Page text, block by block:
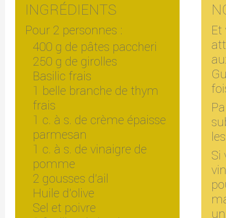
INGRÉDIENTS
Pour 2 personnes :
400 g de pâtes paccheri
250 g de girolles
Basilic frais
1 belle branche de thym
frais
1 c. à s. de crème épaisse
parmesan
1 c. à s. de vinaigre de
pomme
2 gousses d'ail
Huile d'olive
Sel et poivre
Si